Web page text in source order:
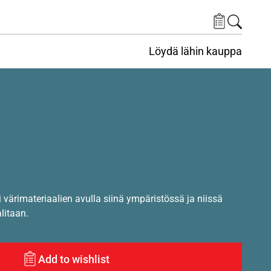
Löydä lähin kauppa
avulla siinä ympäristössä ja niissä
Add to wishlist